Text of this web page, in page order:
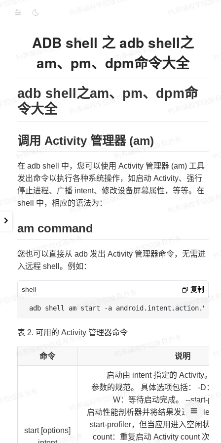
ADB shell 之 adb shell之
am、pm、dpm命令大全
adb shell之am、pm、dpm命
令大全
调用 Activity 管理器 (am)
在 adb shell 中，您可以使用 Activity 管理器 (am) 工具
发出命令以执行各种系统操作，如启动 Activity、强行
停止进程、广播 intent、修改设备屏幕属性，等等。在
shell 中，相应的语法为：
am command
您也可以直接从 adb 发出 Activity 管理器命令，无需进
入远程 shell。例如：
shell 复制
表 2. 可用的 Activity 管理器命令
命令 说明
start [options]
启动由 intent 指定的 Activity。
参数的规范。 具体选项包括： -D：
W：等待启动完成。 --start-
启动性能剖析器并将结果发送至 file。
start-profiler，但当应用进入空闲状态
count：重复启动 Activity count 次。